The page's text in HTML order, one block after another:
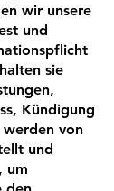
wir unsere
und
sie
Kündigung
von
und
um